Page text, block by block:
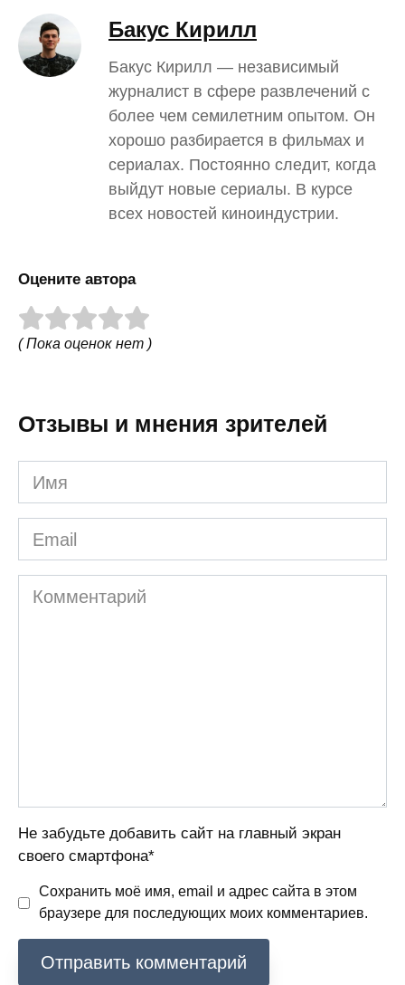
Бакус Кирилл
Бакус Кирилл — независимый
журналист в сфере развлечений с
более чем семилетним опытом. Он
хорошо разбирается в фильмах и
сериалах. Постоянно следит, когда
выйдут новые сериалы. В курсе
всех новостей киноиндустрии.
Оцените автора
( Пока оценок нет )
Отзывы и мнения зрителей
Имя
Email
Комментарий
Не забудьте добавить сайт на главный экран
своего смартфона*
Сохранить моё имя, email и адрес сайта в этом
браузере для последующих моих комментариев.